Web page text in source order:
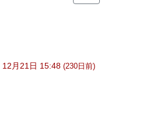
月21日 15:48 (230 日 前)